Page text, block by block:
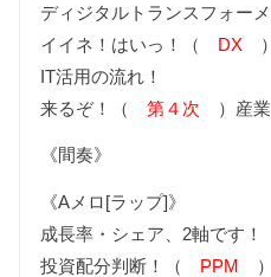
ディジタルトランスフォー
イイネ！はいっ！（ DX ）
IT活用の流れ！
来るぞ！（第４次 ）産
《間奏》
《Aメロ[ラップ]》
成長率・シェア、2軸です！
投資配分判断！（ PPM ）